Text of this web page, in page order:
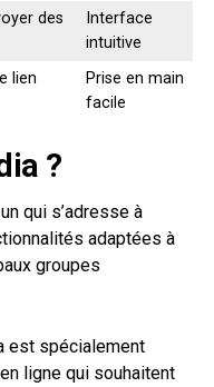
des
Interface
intuitive
lien
Prise en main
facile
?
qui s’adresse à
adaptées à
groupes
est spécialement
ligne qui souhaitent